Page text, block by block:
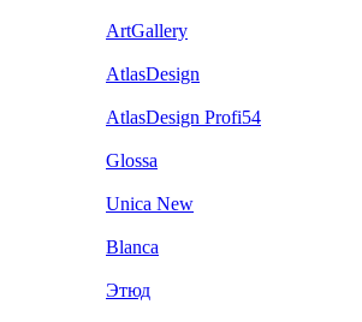
ArtGallery
AtlasDesign
AtlasDesign Profi54
Glossa
Unica New
Blanca
Этюд